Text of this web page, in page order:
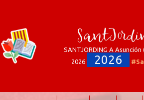
SANTJORDING A
2026
2026